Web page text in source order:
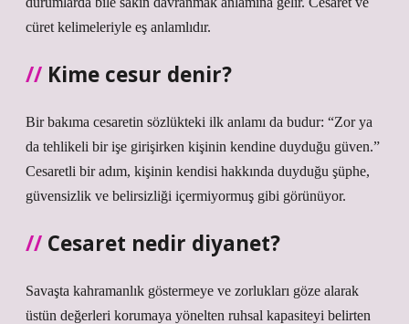
cüret kelimeleriyle eş anlamlıdır.
Kime cesur denir?
Bir bakıma cesaretin sözlükteki ilk anlamı da budur: “Zor ya
da tehlikeli bir işe girişirken kişinin kendine duyduğu güven.”
Cesaretli bir adım, kişinin kendisi hakkında duyduğu şüphe,
güvensizlik ve belirsizliği içermiyormuş gibi görünüyor.
Cesaret nedir diyanet?
Savaşta kahramanlık göstermeye ve zorlukları göze alarak
üstün değerleri korumaya yönelten ruhsal kapasiteyi belirten